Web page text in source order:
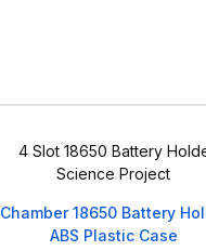
Dual Slot 3.7V Lithium
Charger for 18650/AA/AAA